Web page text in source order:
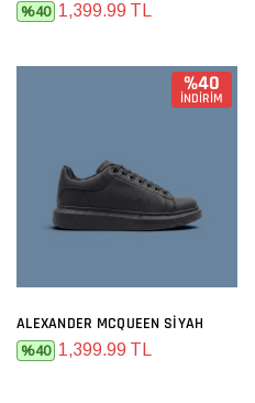
%40 1,399.99 TL
%40
İNDİRİM
ALEXANDER MCQUEEN SIYAH
%40 1,399.99 TL